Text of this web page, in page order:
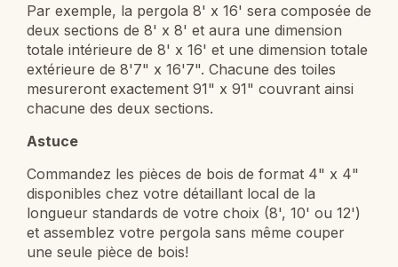
Par exemple, la pergola 8' x 16' sera composée de
deux sections de 8' x 8' et aura une dimension
totale intérieure de 8' x 16' et une dimension totale
extérieure de 8'7" x 16'7". Chacune des toiles
mesureront exactement 91" x 91" couvrant ainsi
chacune des deux sections.
Astuce
Commandez les pièces de bois de format 4" x 4"
disponibles chez votre détaillant local de la
longueur standards de votre choix (8', 10' ou 12')
et assemblez votre pergola sans même couper
une seule pièce de bois!